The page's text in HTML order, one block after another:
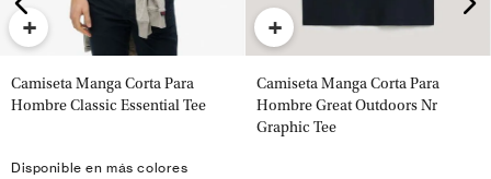
+
Camiseta Manga Corta Para
Hombre Classic Essential Tee
Disponible en más colores
+
Camiseta Manga Corta Para
Hombre Great Outdoors Nr
Graphic Tee